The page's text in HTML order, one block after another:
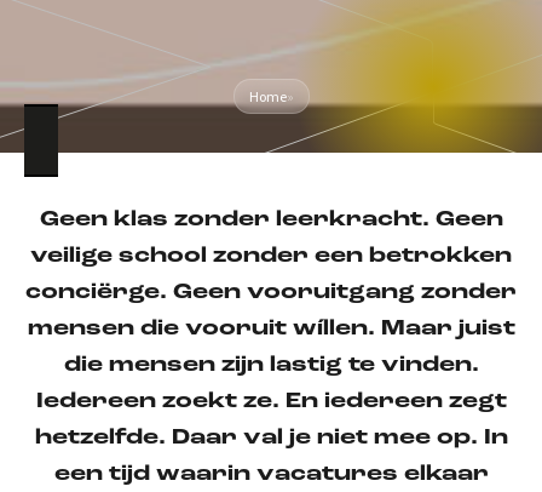
Home»
Geen klas zonder leerkracht. Geen
veilige school zonder een betrokken
conciërge. Geen vooruitgang zonder
mensen die vooruit wíllen. Maar juist
die mensen zijn lastig te vinden.
Iedereen zoekt ze. En iedereen zegt
hetzelfde. Daar val je niet mee op. In
een tijd waarin vacatures elkaar